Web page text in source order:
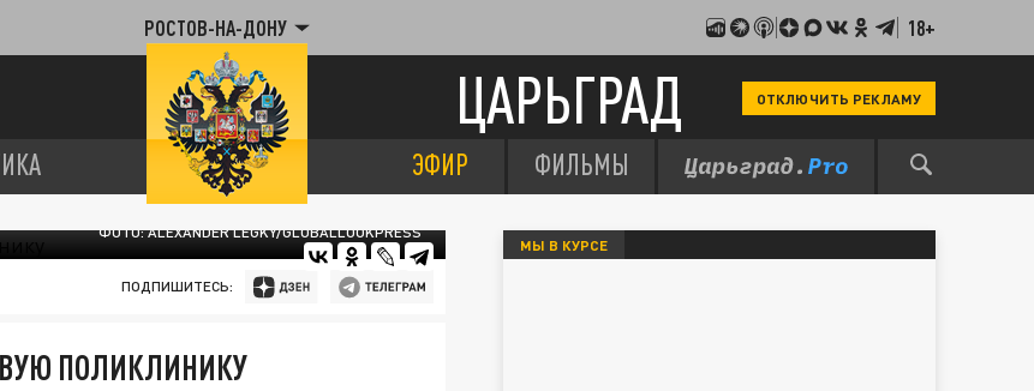
РОСТОВ-НА-ДОНУ 18+
ЦАРЬГРАД ОТКЛЮЧИТЬ РЕКЛАМУ
ЭФИР ФИЛЬМЫ
ФОТО: ALEXANDER LEGKY/GLOBALLOOKPRESS
ПОДПИШИТЕСЬ:
ПОЛИКЛИНИКУ
МЫ В КУРСЕ